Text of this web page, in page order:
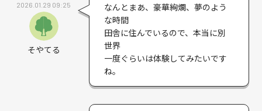
2026.01.29 09:25
そやてる
なんとまあ、豪華絢爛、夢のよう
な時間
田舎に住んでいるので、本当に別
世界
一度ぐらいは体験してみたいです
ね。